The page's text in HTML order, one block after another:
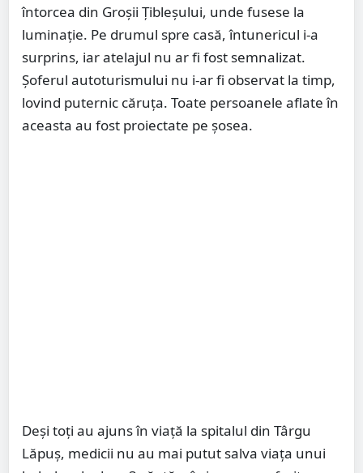
întorcea din Groșii Țibleșului, unde fusese la
luminație. Pe drumul spre casă, întunericul i-a
surprins, iar atelajul nu ar fi fost semnalizat.
Șoferul autoturismului nu i-ar fi observat la timp,
lovind puternic căruța. Toate persoanele aflate în
aceasta au fost proiectate pe șosea.
Deși toți au ajuns în viață la spitalul din Târgu
Lăpuș, medicii nu au mai putut salva viața unui